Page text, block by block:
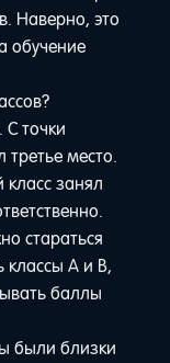
Наверно, это
обучение
точки
третье место.
занял
стараться
A и B,
баллы
были близки